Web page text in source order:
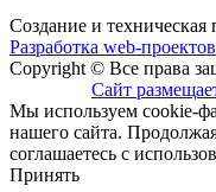
Создание и техническая
Разработка web-проектов
Copyright © Все права
Сайт
Мы используем cookie-
нашего сайта.
соглашаетесь с
Принять